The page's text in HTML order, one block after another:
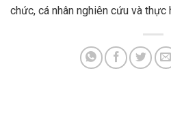
chức, cá nhân nghiên cứu và thực